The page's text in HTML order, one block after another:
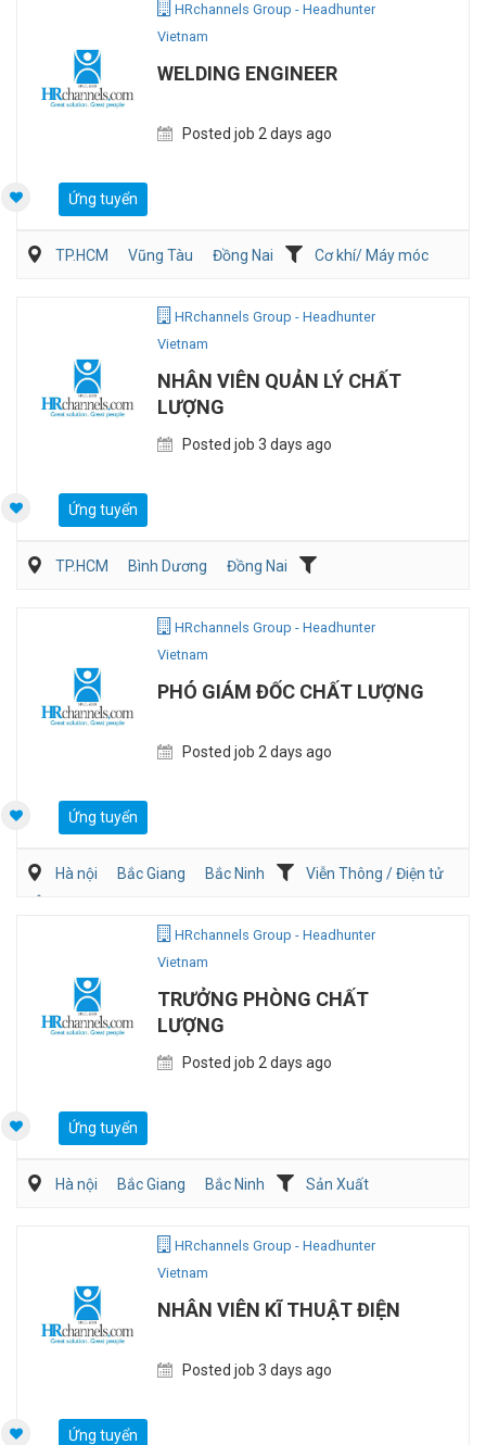
HRchannels Group - Headhunter
Vietnam
WELDING ENGINEER
Posted job 2 days ago
Ứng tuyển
TP.HCM Vũng Tàu Đồng Nai
Cơ khí/ Máy móc
HRchannels Group - Headhunter
Vietnam
NHÂN VIÊN QUẢN LÝ CHẤT
LƯỢNG
Posted job 3 days ago
Ứng tuyển
TP.HCM Bình Dương
Đồng Nai
HRchannels Group - Headhunter
Vietnam
PHÓ GIÁM ĐỐC CHẤT LƯỢNG
Posted job 2 days ago
Ứng tuyển
Hà nội Bắc Giang Bắc Ninh
Viễn Thông / Điện tử
HRchannels Group - Headhunter
Vietnam
TRƯỞNG PHÒNG CHẤT
LƯỢNG
Posted job 2 days ago
Ứng tuyển
Hà nội Bắc Giang Bắc Ninh
Sản Xuất
HRchannels Group - Headhunter
Vietnam
NHÂN VIÊN KĨ THUẬT ĐIỆN
Posted job 3 days ago
Ứng tuyển